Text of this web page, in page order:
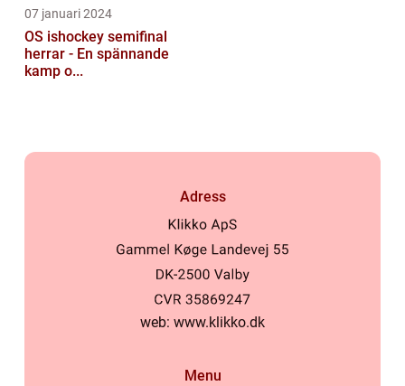
07 januari 2024
OS ishockey semifinal
herrar - En spännande
kamp o...
Adress
web: www.klikko.dk
Menu